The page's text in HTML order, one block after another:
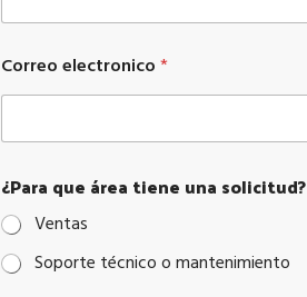
o
i
c
i
u
?
P
a
r
Correo electronico*
¿Para que área tiene una solicitud?
Ventas
Soporte técnico o mantenimiento